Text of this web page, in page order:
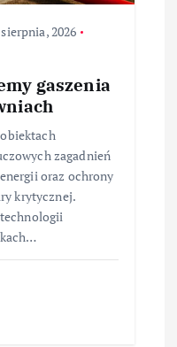
2026
gaszenia
zagadnień
oraz ochrony
krytycznej.